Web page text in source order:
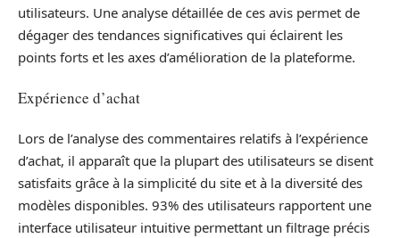
utilisateurs. Une analyse détaillée de ces avis permet de
dégager des tendances significatives qui éclairent les
points forts et les axes d’amélioration de la plateforme.
Expérience d’achat
Lors de l’analyse des commentaires relatifs à l’expérience
d’achat, il apparaît que la plupart des utilisateurs se disent
satisfaits grâce à la simplicité du site et à la diversité des
modèles disponibles. 93% des utilisateurs rapportent une
interface utilisateur intuitive permettant un filtrage précis